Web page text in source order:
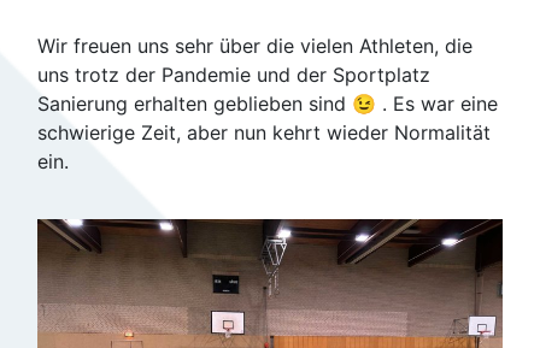
Wir freuen uns sehr über die vielen Athleten, die
uns trotz der Pandemie und der Sportplatz
Sanierung erhalten geblieben sind 😉 . Es war eine
schwierige Zeit, aber nun kehrt wieder Normalität
ein.